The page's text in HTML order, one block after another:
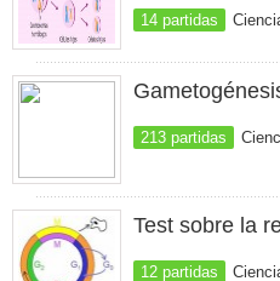
14 partidas
213 partidas
Test sobre la
12 partidas